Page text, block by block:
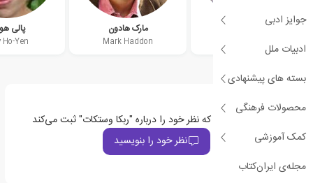
جوایز ادبی
ادبیات ملل
بسته های پیشنهادی
محصولات فرهنگی
کمک آموزشی
مجله‌ی ایران‌کتاب
پیت جانسون مارک هادون
Mark Haddon
پالی
Ho-Yen
اولین نفری باشید که نظر خود را درباره "ربکا وستکات" ثبت می‌کند
نظر خود را بنویسید